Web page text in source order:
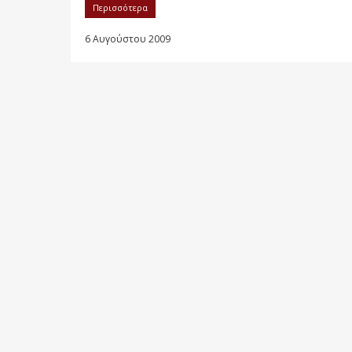
Περισσότερα
6 Αυγούστου 2009